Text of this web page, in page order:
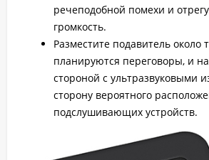
речеподобной помехи и
громкость.
Разместите подавитель около
планируются переговоры, и
стороной с ультразвуковыми
сторону вероятного
подслушивающих устройств.